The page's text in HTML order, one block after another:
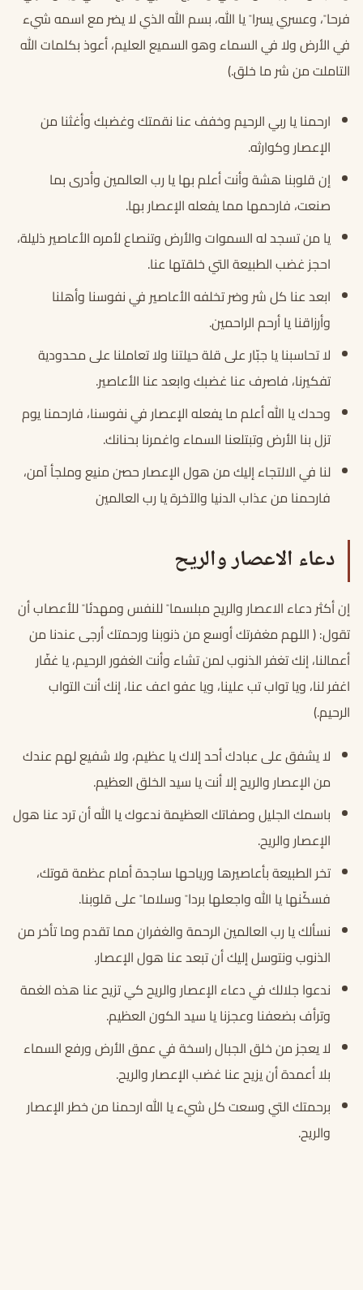
فرحا ً، وعسري يسرا ً يا الله، بسم الله الذي لا يضر مع اسمه شيء
في الأرض ولا في السماء وهو السميع العليم، أعوذ بكلمات الله
التاملت من شر ما خلق.)
ارحمنا يا ربي الرحيم وخفف عنا نقمتك وغضبك وأغثنا من
الإعصار وكوارثه.
إن قلوبنا هشة وأنت أعلم بها يا رب العالمين وأدرى بما
صنعت، فارحمها مما يفعله الإعصار بها.
يا من تسجد له السموات والأرض وتنصاع لأمره الأعاصير ذليلة،
احجز غضب الطبيعة التي خلقتها عنا.
ابعد عنا كل شر وضر تخلفه الأعاصير في نفوسنا وأهلنا
وأرزاقنا يا أرحم الراحمين.
لا تحاسبنا يا جبّار على قلة حيلتنا ولا تعاملنا على محدودية
تفكيرنا، فاصرف عنا غضبك وابعد عنا الأعاصير.
وحدك يا الله أعلم ما يفعله الإعصار في نفوسنا، فارحمنا يوم
تزل بنا الأرض وتبتلعنا السماء واغمرنا بحنانك.
لنا في الالتجاء إليك من هول الإعصار حصن منيع وملجأ آمن،
فارحمنا من عذاب الدنيا والآخرة يا رب العالمين
دعاء الاعصار والريح
إن أكثر دعاء الاعصار والريح مبلسما ً للنفس ومهدئا ً للأعصاب أن
تقول: ( اللهم مغفرتك أوسع من ذنوبنا ورحمتك أرجى عندنا من
أعمالنا، إنك تغفر الذنوب لمن تشاء وأنت الغفور الرحيم، يا غفّار
اغفر لنا، ويا تواب تب علينا، ويا عفو اعف عنا، إنك أنت التواب
الرحيم.)
لا يشفق على عبادك أحد إلاك يا عظيم، ولا شفيع لهم عندك
من الإعصار والريح إلا أنت يا سيد الخلق العظيم.
باسمك الجليل وصفاتك العظيمة ندعوك يا الله أن ترد عنا هول
الإعصار والريح.
تخر الطبيعة بأعاصيرها ورياحها ساجدة أمام عظمة قوتك،
فسكّنها يا الله واجعلها بردا ً وسلاما ً على قلوبنا.
نسألك يا رب العالمين الرحمة والغفران مما تقدم وما تأخر من
الذنوب ونتوسل إليك أن تبعد عنا هول الإعصار.
ندعوا جلالك في دعاء الإعصار والريح كي تزيح عنا هذه الغمة
وترأف بضعفنا وعجزنا يا سيد الكون العظيم.
لا يعجز من خلق الجبال راسخة في عمق الأرض ورفع السماء
بلا أعمدة أن يزيح عنا غضب الإعصار والريح.
برحمتك التي وسعت كل شيء يا الله ارحمنا من خطر الإعصار
والريح.